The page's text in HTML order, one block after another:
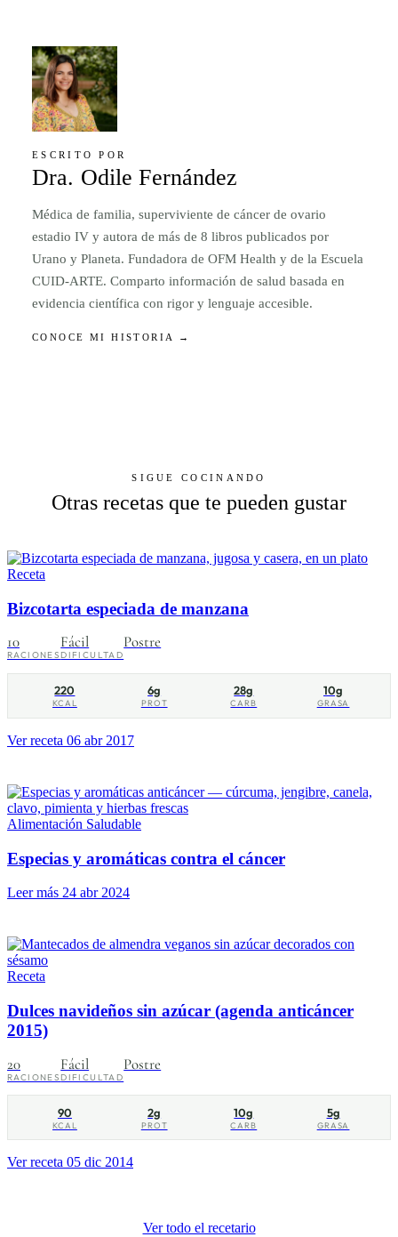
ESCRITO POR
Dra. Odile Fernández
Médica de familia, superviviente de cáncer de ovario
estadio IV y autora de más de 8 libros publicados por
Urano y Planeta. Fundadora de OFM Health y de la Escuela
CUID-ARTE. Comparto información de salud basada en
evidencia científica con rigor y lenguaje accesible.
CONOCE MI HISTORIA →
SIGUE COCINANDO
Otras recetas que te pueden gustar
Receta
Bizcotarta especiada de manzana
10
RACIONES
Fácil
DIFICULTAD
Postre
220
KCAL
6g
PROT
28g
CARB
10g
GRASA
Ver receta 06 abr 2017
Alimentación Saludable
Especias y aromáticas contra el cáncer
Leer más 24 abr 2024
Receta
Dulces navideños sin azúcar (agenda anticáncer
2015)
20
RACIONES
Fácil
DIFICULTAD
Postre
90
KCAL
2g
PROT
10g
CARB
5g
GRASA
Ver receta 05 dic 2014
Ver todo el recetario